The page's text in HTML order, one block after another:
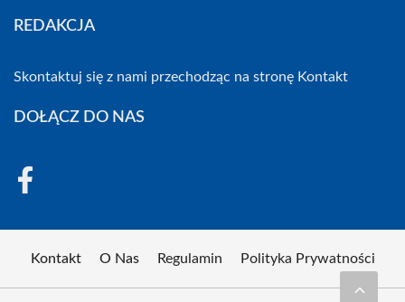
REDAKCJA
Skontaktuj się z nami przechodząc na stronę Kontakt
DOŁĄCZ DO NAS
Kontakt O Nas Regulamin Polityka Prywatności